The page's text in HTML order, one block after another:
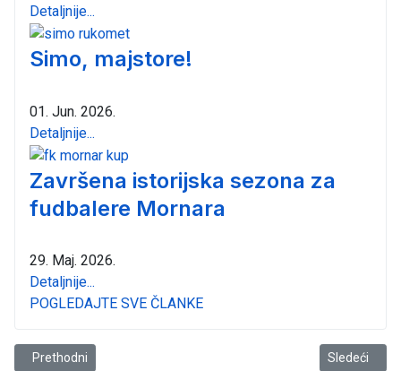
Detaljnije...
Simo, majstore!
01. Jun. 2026.
Detaljnije...
Završena istorijska sezona za
fudbalere Mornara
29. Maj. 2026.
Detaljnije...
POGLEDAJTE SVE ČLANKE
Prethodni članak: Ljetnje Kalamper sportske igre Mrkojevića u
Prethodni Sledeći
Sledeći